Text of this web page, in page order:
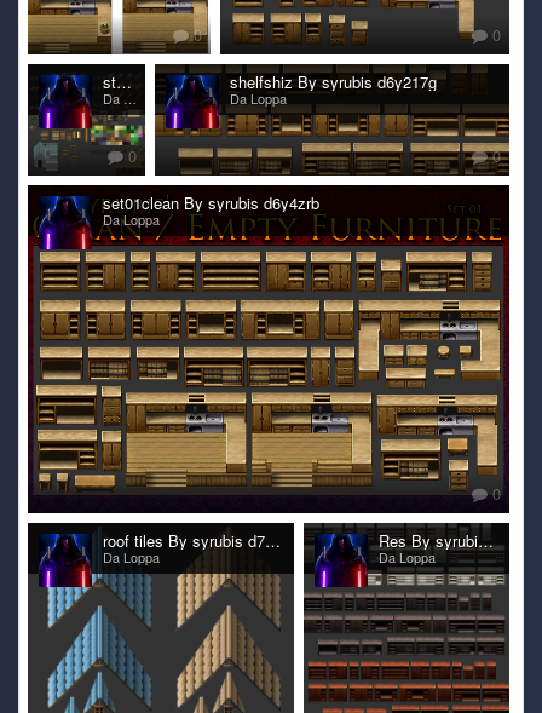
0 0
steam By syrubis d6zg10w
Da Loppa
0
shelfshiz By syrubis d6y217g
Da Loppa
0
set01clean By syrubis d6y4zrb
Da Loppa
0
roof tiles By syrubis d729gov
Da Loppa
Res By syrubis d6y2mn9
Da Loppa